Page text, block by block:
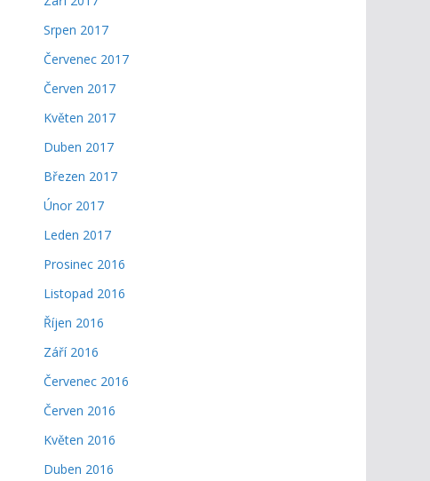
Srpen 2017
Červenec 2017
Červen 2017
Květen 2017
Duben 2017
Březen 2017
Únor 2017
Leden 2017
Prosinec 2016
Listopad 2016
Říjen 2016
Září 2016
Červenec 2016
Červen 2016
Květen 2016
Duben 2016